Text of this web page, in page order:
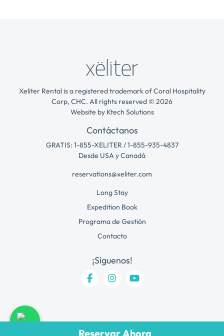
Xeliter Rental is a registered trademark of Coral Hospitality
Corp, CHC. All rights reserved © 2026
Website by Ktech Solutions
Contáctanos
GRATIS: 1-855-XELITER / 1-855-935-4837
Desde USA y Canadá
reservations@xeliter.com
Long Stay
Expedition Book
Programa de Gestión
Contacto
¡Síguenos!
Reservar Ahora